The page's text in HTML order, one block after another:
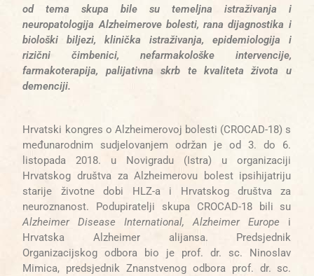
od tema skupa bile su temeljna istraživanja i
neuropatologija Alzheimerove bolesti, rana dijagnostika i
biološki biljezi, klinička istraživanja, epidemiologija i
rizični čimbenici, nefarmakološke intervencije,
farmakoterapija, palijativna skrb te kvaliteta života u
demenciji.
Hrvatski kongres o Alzheimerovoj bolesti (CROCAD-18) s
međunarodnim sudjelovanjem održan je od 3. do 6.
listopada 2018. u Novigradu (Istra) u organizaciji
Hrvatskog društva za Alzheimerovu bolest ipsihijatriju
starije životne dobi HLZ-a i Hrvatskog društva za
neuroznanost. Podupiratelji skupa CROCAD-18 bili su
Alzheimer Disease International, Alzheimer Europe i
Hrvatska Alzheimer alijansa. Predsjednik
Organizacijskog odbora bio je prof. dr. sc. Ninoslav
Mimica, predsjednik Znanstvenog odbora prof. dr. sc.